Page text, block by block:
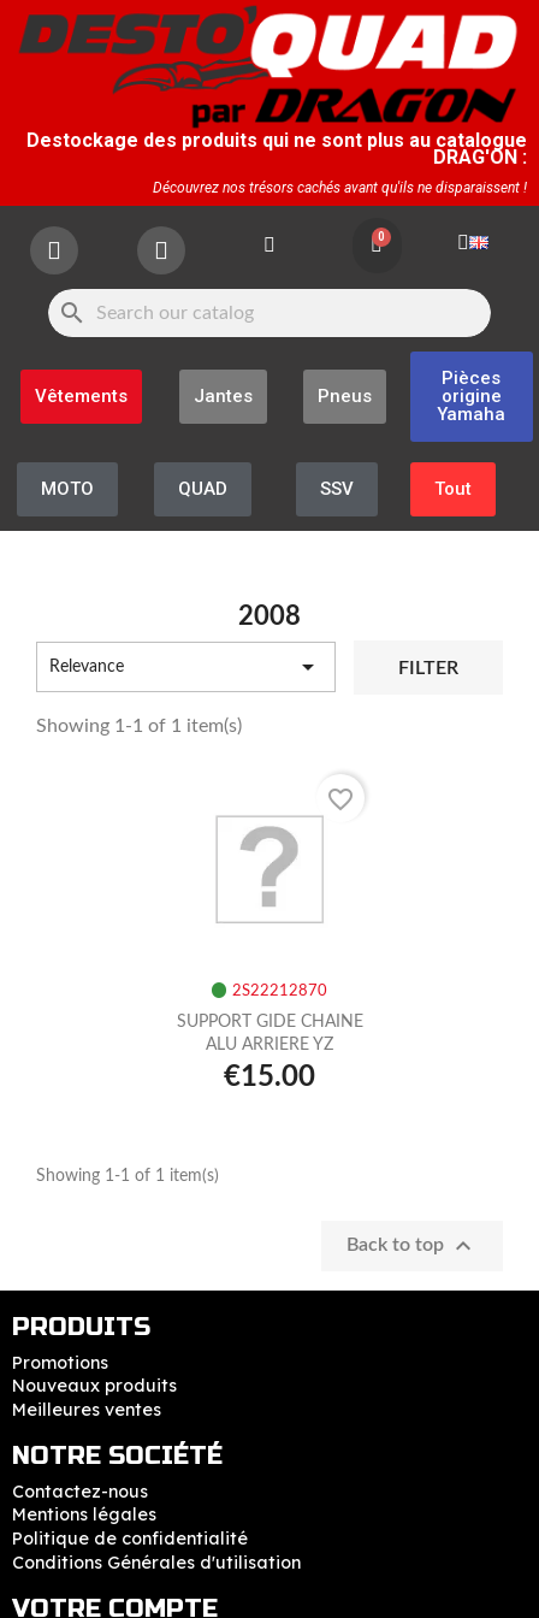
Destockage des produits qui ne sont plus au catalogue
DRAG'ON :
Découvrez nos trésors cachés avant qu'ils ne disparaissent !
search
Pièces
origine
Yamaha
Pneus
Jantes
Vêtements
Tout
SSV
QUAD
MOTO
2008
Relevance  FILTER
Showing 1-1 of 1 item(s)
2S22212870
SUPPORT GIDE CHAINE
ALU ARRIERE YZ
€15.00
favorite_border
Showing 1-1 of 1 item(s)
Back to top 
PRODUITS
Promotions
Nouveaux produits
Meilleures ventes
NOTRE SOCIÉTÉ
Contactez-nous
Mentions légales
Politique de confidentialité
Conditions Générales d'utilisation
VOTRE COMPTE